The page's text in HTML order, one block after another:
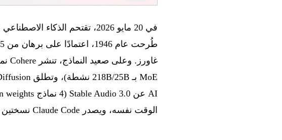
الوقت نفسه، ويصدر Claude Code نسختين خلال 24 ساعة.